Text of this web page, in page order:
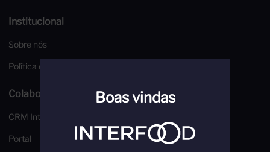
Institucional
Sobre nós
Política de Privacidade
Colaboradores
CRM Interfood
Portal
Boas vindas